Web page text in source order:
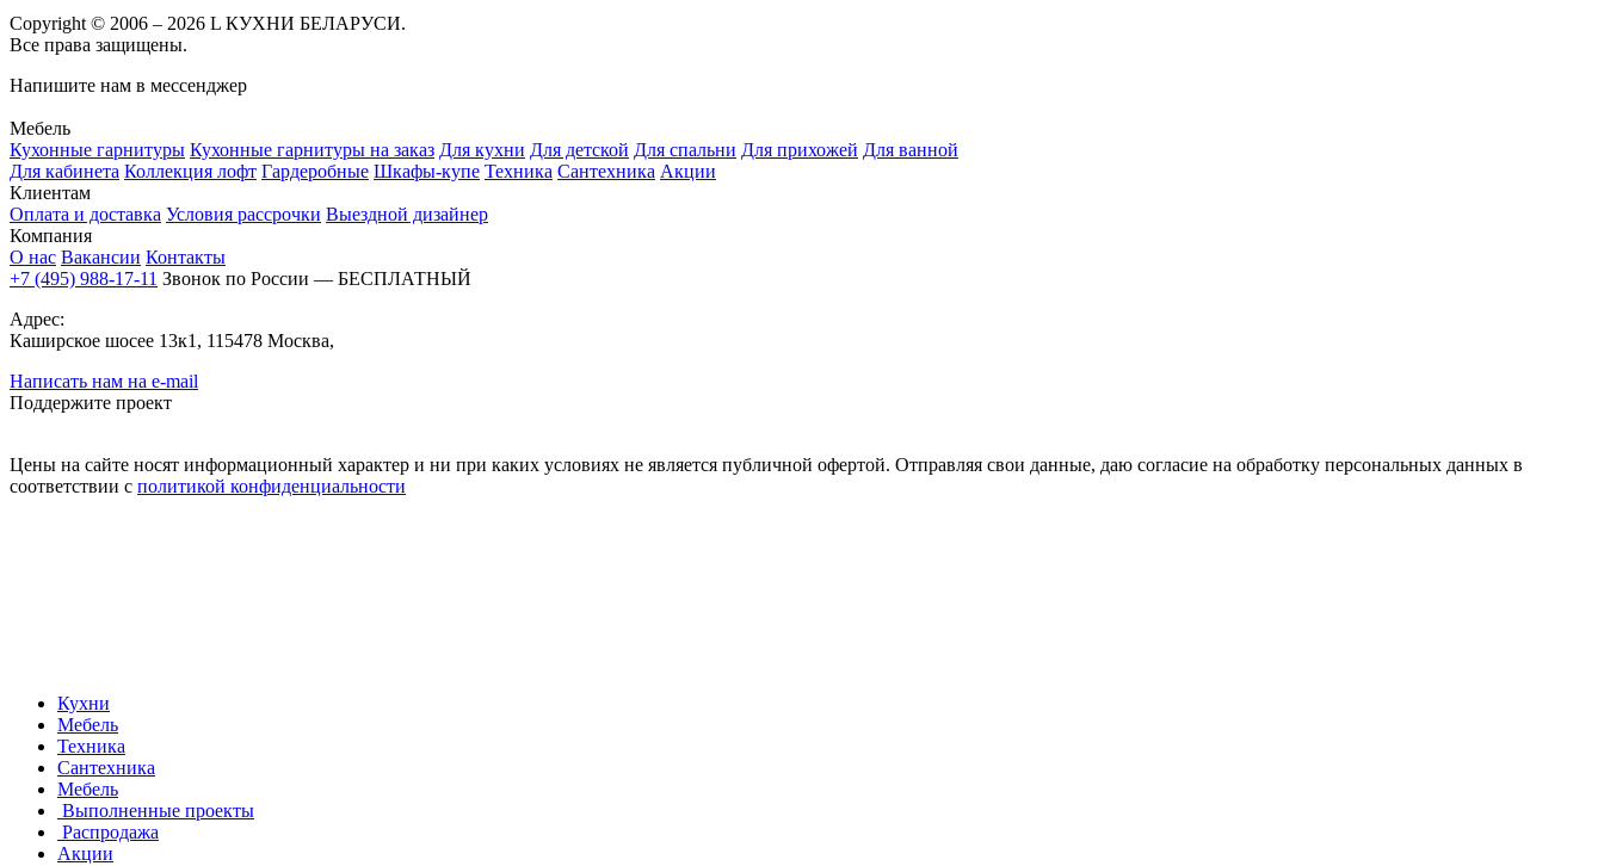
Copyright © 2006 – 2026 L КУХНИ БЕЛАРУСИ.
Все права защищены.
Напишите нам в мессенджер
Мебель
Кухонные гарнитуры Кухонные гарнитуры на заказ Для кухни Для детской Для спальни Для прихожей Для ванной
Для кабинета Коллекция лофт Гардеробные Шкафы-купе Техника Сантехника Акции
Клиентам
Оплата и доставка Условия рассрочки Выездной дизайнер
Компания
О нас Вакансии Контакты
+7 (495) 988-17-11 Звонок по России — БЕСПЛАТНЫЙ
Адрес:
Каширское шосее 13к1, 115478 Москва,
Написать нам на e-mail
Поддержите проект
Цены на сайте носят информационный характер и ни при каких условиях не является публичной офертой. Отправляя свои данные, даю согласие на обработку персональных данных в
соответствии с политикой конфиденциальности
Кухни
Мебель
Техника
Сантехника
Мебель
Выполненные проекты
Распродажа
Акции